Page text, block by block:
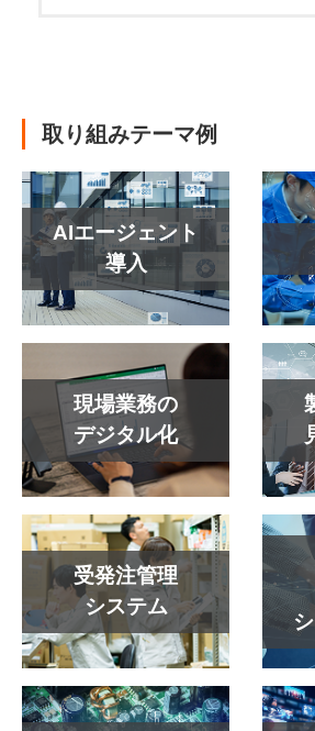
取り組みテーマ例
AIエージェント
導入
現場業務の
デジタル化
受発注管理
システム